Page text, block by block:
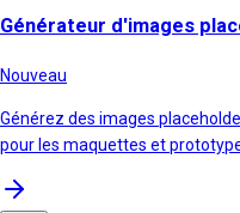
Générateur d'images
Nouveau
Générez des images
pour les maquettes et